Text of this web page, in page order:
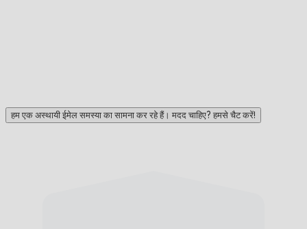
हम एक अस्थायी ईमेल समस्या का सामना कर रहे हैं। मदद चाहिए? हमसे चैट करें!